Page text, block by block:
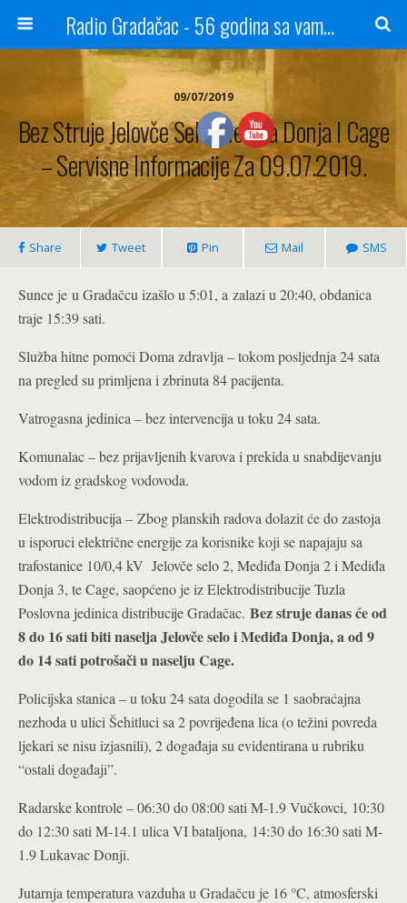
Radio Gradačac - 56 godina sa vama...
09/07/2019
Bez Struje Jelovče Selo, Mediđa Donja I Cage
– Servisne Informacije Za 09.07.2019.
Share Tweet Pin Mail SMS
Sunce je u Gradačcu izašlo u 5:01, a zalazi u 20:40, obdanica
traje 15:39 sati.
Služba hitne pomoći Doma zdravlja – tokom posljednja 24 sata
na pregled su primljena i zbrinuta 84 pacijenta.
Vatrogasna jedinica – bez intervencija u toku 24 sata.
Komunalac – bez prijavljenih kvarova i prekida u snabdijevanju
vodom iz gradskog vodovoda.
Elektrodistribucija – Zbog planskih radova dolazit će do zastoja
u isporuci električne energije za korisnike koji se napajaju sa
trafostanice 10/0,4 kV Jelovče selo 2, Mediđa Donja 2 i Mediđa
Donja 3, te Cage, saopćeno je iz Elektrodistribucije Tuzla
Poslovna jedinica distribucije Gradačac. Bez struje danas će od
8 do 16 sati biti naselja Jelovče selo i Mediđa Donja, a od 9
do 14 sati potrošači u naselju Cage.
Policijska stanica – u toku 24 sata dogodila se 1 saobraćajna
nezhoda u ulici Šehitluci sa 2 povrijeđena lica (o težini povreda
ljekari se nisu izjasnili), 2 događaja su evidentirana u rubriku
“ostali događaji”.
Radarske kontrole – 06:30 do 08:00 sati M-1.9 Vučkovci, 10:30
do 12:30 sati M-14.1 ulica VI bataljona, 14:30 do 16:30 sati M-
1.9 Lukavac Donji.
Jutarnja temperatura vazduha u Gradačcu je 16 °C, atmosferski